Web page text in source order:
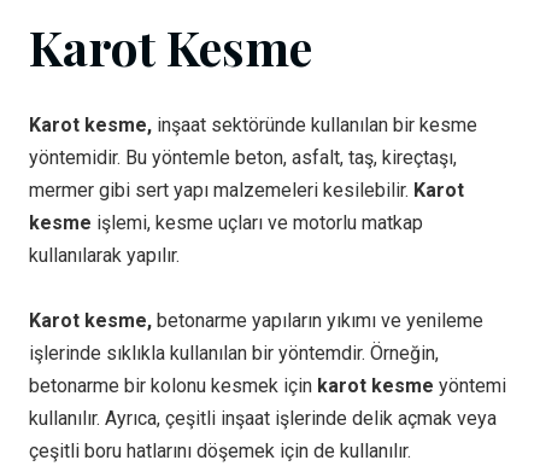
Karot Kesme
Karot kesme, inşaat sektöründe kullanılan bir kesme
yöntemidir. Bu yöntemle beton, asfalt, taş, kireçtaşı,
mermer gibi sert yapı malzemeleri kesilebilir. Karot
kesme işlemi, kesme uçları ve motorlu matkap
kullanılarak yapılır.
Karot kesme, betonarme yapıların yıkımı ve yenileme
işlerinde sıklıkla kullanılan bir yöntemdir. Örneğin,
betonarme bir kolonu kesmek için karot kesme yöntemi
kullanılır. Ayrıca, çeşitli inşaat işlerinde delik açmak veya
çeşitli boru hatlarını döşemek için de kullanılır.